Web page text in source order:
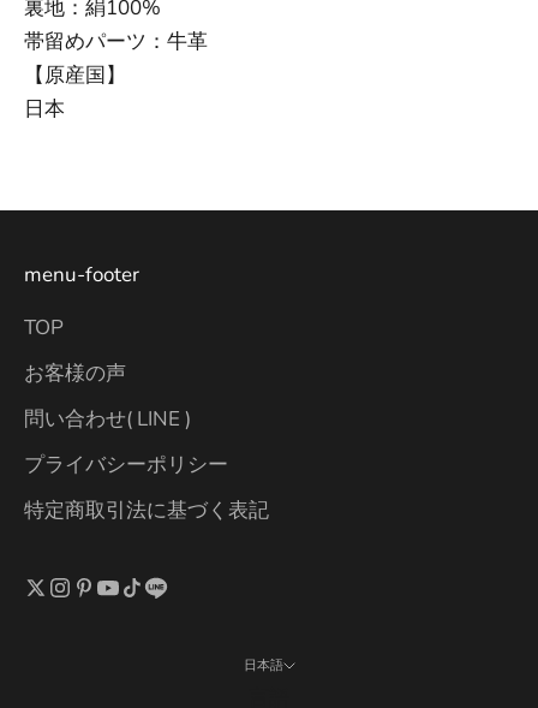
裏地：絹100%
帯留めパーツ：牛革
【原産国】
日本
menu-footer
TOP
お客様の声
問い合わせ( LINE )
プライバシーポリシー
特定商取引法に基づく表記
日本語